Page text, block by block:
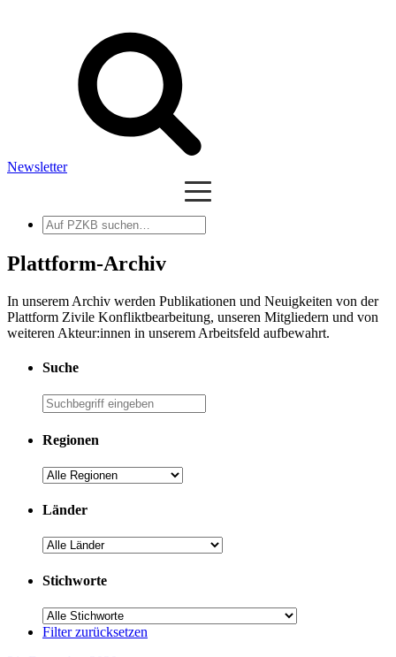
Newsletter
Auf
PZKB
suchen
Plattform-Archiv
In unserem Archiv werden Publikationen und Neuigkeiten von der
Plattform Zivile Konfliktbearbeitung, unseren Mitgliedern und von
weiteren Akteur:innen in unserem Arbeitsfeld aufbewahrt.
Suche
Suche
Regionen
Regionen
Länder
Länder
Stichworte
Stichworte
Filter zurücksetzen